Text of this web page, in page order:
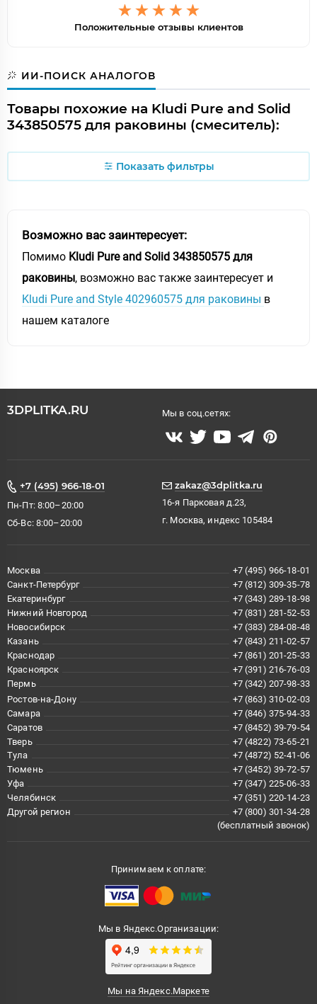
Положительные отзывы клиентов
ИИ-ПОИСК АНАЛОГОВ
Товары похожие на Kludi Pure and Solid
343850575 для раковины (смеситель):
Показать фильтры
Возможно вас заинтересует:
Помимо Kludi Pure and Solid 343850575 для
раковины, возможно вас также заинтересует и
Kludi Pure and Style 402960575 для раковины в
нашем каталоге
3DPLITKA.RU Мы в соц.сетях:
+7 (495) 966-18-01
Пн-Пт: 8:00–20:00
Сб-Вс: 8:00–20:00
zakaz@3dplitka.ru
16-я Парковая д.23,
г. Москва, индекс 105484
Москва
+7 (495) 966-18-01
Санкт-Петербург
+7 (812) 309-35-78
Екатеринбург
+7 (343) 289-18-98
Нижний Новгород
+7 (831) 281-52-53
Новосибирск
+7 (383) 284-08-48
Казань
+7 (843) 211-02-57
Краснодар
+7 (861) 201-25-33
Красноярск
+7 (391) 216-76-03
Пермь
+7 (342) 207-98-33
Ростов-на-Дону
+7 (863) 310-02-03
Самара
+7 (846) 375-94-33
Саратов
+7 (8452) 39-79-54
Тверь
+7 (4822) 73-65-21
Тула
+7 (4872) 52-41-06
Тюмень
+7 (3452) 39-72-57
Уфа
+7 (347) 225-06-33
Челябинск
+7 (351) 220-14-23
Другой регион
+7 (800) 301-34-28
(бесплатный звонок)
Принимаем к оплате:
Мы в Яндекс.Организации:
Мы на Яндекс.Маркете